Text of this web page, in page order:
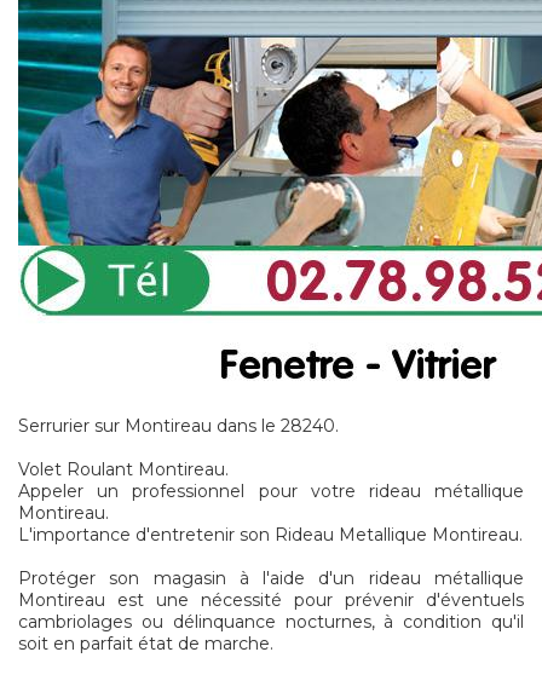
Serrurier sur Montireau dans le 28240.
Volet Roulant Montireau.
Appeler un professionnel pour votre rideau métallique
Montireau.
L'importance d'entretenir son Rideau Metallique Montireau.
Protéger son magasin à l'aide d'un rideau métallique
Montireau est une nécessité pour prévenir d'éventuels
cambriolages ou délinquance nocturnes, à condition qu'il
soit en parfait état de marche.